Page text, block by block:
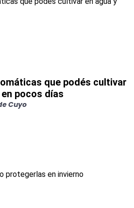
que podés cultivar
pocos días
Cuyo